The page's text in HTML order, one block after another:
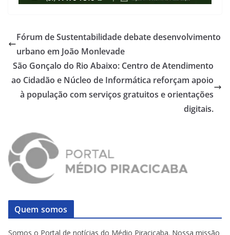
Fórum de Sustentabilidade debate desenvolvimento
urbano em João Monlevade
São Gonçalo do Rio Abaixo: Centro de Atendimento
ao Cidadão e Núcleo de Informática reforçam apoio
à população com serviços gratuitos e orientações
digitais.
Quem somos
Somos o Portal de notícias do Médio Piracicaba. Nossa missão